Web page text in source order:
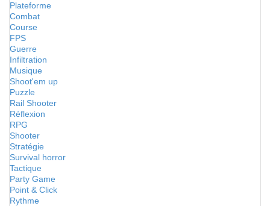
Plateforme
Combat
Course
FPS
Guerre
Infiltration
Musique
Shoot'em up
Puzzle
Rail Shooter
Réflexion
RPG
Shooter
Stratégie
Survival horror
Tactique
Party Game
Point & Click
Rythme